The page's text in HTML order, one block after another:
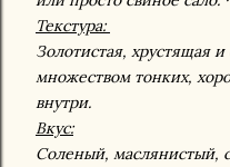
Текстура:
Золотистая, хрустящая и
множеством тонких,
внутри.
Вкус:
Соленый, маслянистый,